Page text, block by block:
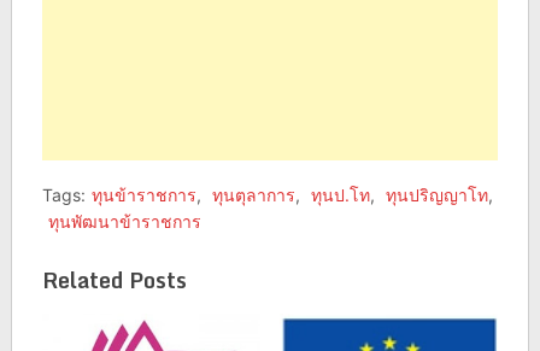
Tags: ทุนข้าราชการ, ทุนตุลาการ, ทุนป.โท, ทุนปริญญาโท,
ทุนพัฒนาข้าราชการ
Related Posts